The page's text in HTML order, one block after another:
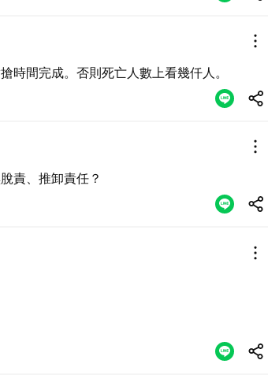
時間完成。否則死亡人數上看幾仟人。
責、推卸責任？